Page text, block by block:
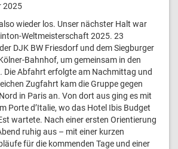
2025
wieder los. Unser nächster Halt war
Weltmeisterschaft 2025. 23
DJK BW Friesdorf und dem Siegburger
Bahnhof, um gemeinsam in den
Die Abfahrt erfolgte am Nachmittag und
Zugfahrt kam die Gruppe gegen
in Paris an. Von dort aus ging es mit
Porte d’Italie, wo das Hotel Ibis Budget
wartete. Nach einer ersten Orientierung
ruhig aus – mit einer kurzen
für die kommenden Tage und einer